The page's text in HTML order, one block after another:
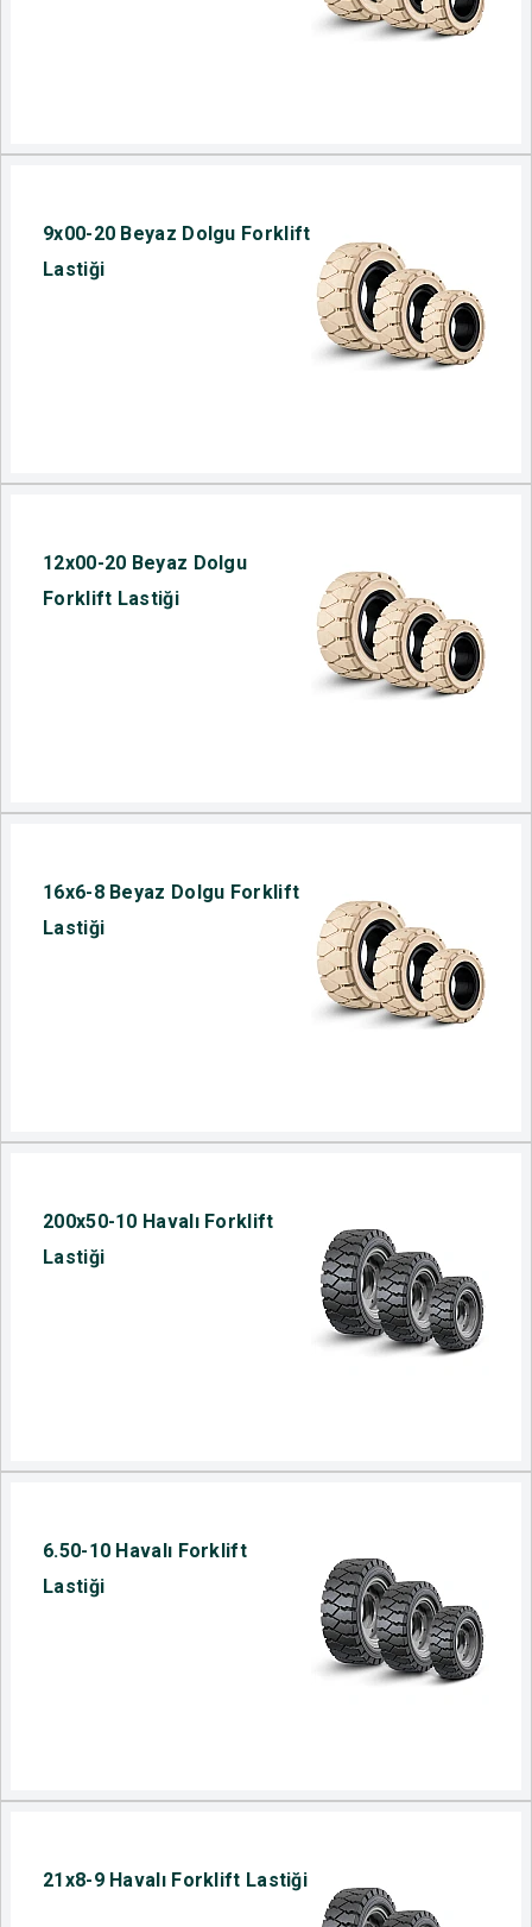
9x00-20 Beyaz Dolgu Forklift
Lastiği
12x00-20 Beyaz Dolgu
Forklift Lastiği
16x6-8 Beyaz Dolgu Forklift
Lastiği
200x50-10 Havalı Forklift
Lastiği
6.50-10 Havalı Forklift
Lastiği
21x8-9 Havalı Forklift Lastiği